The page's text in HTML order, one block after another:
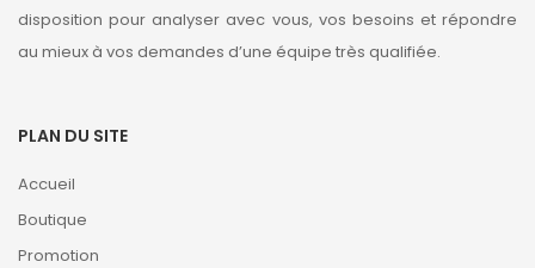
disposition pour analyser avec vous, vos besoins et répondre
au mieux à vos demandes d’une équipe très qualifiée.
PLAN DU SITE
Accueil
Boutique
Promotion